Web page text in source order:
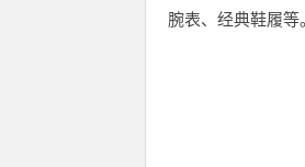
腕表、经典鞋履等